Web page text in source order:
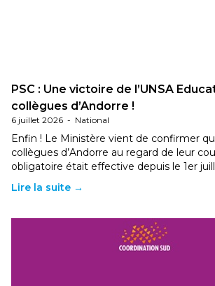
PSC : Une victoire de l’UNSA
collègues d’Andorre !
6 juillet 2026 - National
Enfin ! Le Ministère vient de confirmer
collègues d’Andorre au regard de leur
obligatoire était effective depuis le 1er
Lire la suite →